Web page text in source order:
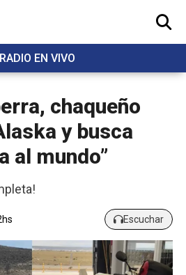
RADIO EN VIVO
BUSCAR
chaqueño
y busca
al mundo”
Escuchar